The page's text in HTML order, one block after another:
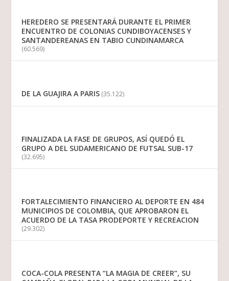
HEREDERO SE PRESENTARÁ DURANTE EL PRIMER
ENCUENTRO DE COLONIAS CUNDIBOYACENSES Y
SANTANDEREANAS EN TABIO CUNDINAMARCA
(60.569)
DE LA GUAJIRA A PARIS (35.122)
FINALIZADA LA FASE DE GRUPOS, ASÍ QUEDÓ EL
GRUPO A DEL SUDAMERICANO DE FUTSAL SUB-17
(32.695)
FORTALECIMIENTO FINANCIERO AL DEPORTE EN 484
MUNICIPIOS DE COLOMBIA, QUE APROBARON EL
ACUERDO DE LA TASA PRODEPORTE Y RECREACION
(29.302)
COCA-COLA PRESENTA “LA MAGIA DE CREER”, SU